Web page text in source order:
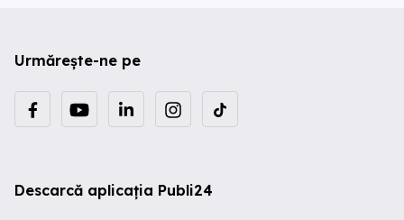
Urmărește-ne pe
Descarcă aplicația Publi24